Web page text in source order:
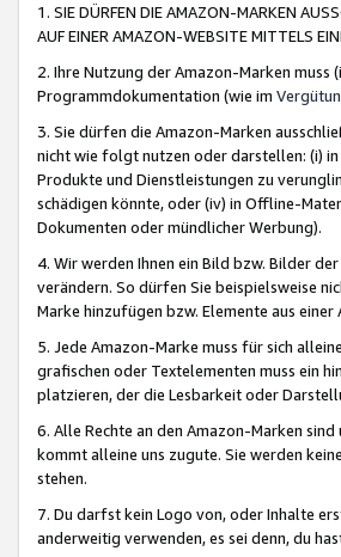
1. SIE DÜRFEN DIE AMAZON-MARKEN
AUF EINER AMAZON-WEBSITE MITTELS
2. Ihre Nutzung der Amazon-Marken
Programmdokumentation (wie im
3. Sie dürfen die Amazon-Marken
nicht wie folgt nutzen oder darstellen: (i)
Produkte und Dienstleistungen zu
schädigen könnte, oder (iv) in Offline-
Dokumenten oder mündlicher Werbung).
4. Wir werden Ihnen ein Bild bzw. Bilder
verändern. So dürfen Sie beispielsweise
Marke hinzufügen bzw. Elemente aus
5. Jede Amazon-Marke muss für sich
grafischen oder Textelementen muss ein
platzieren, der die Lesbarkeit oder
6. Alle Rechte an den Amazon-Marken
kommt alleine uns zugute. Sie werden
stehen.
7. Du darfst kein Logo von, oder Inhalte
anderweitig verwenden, es sei denn, du